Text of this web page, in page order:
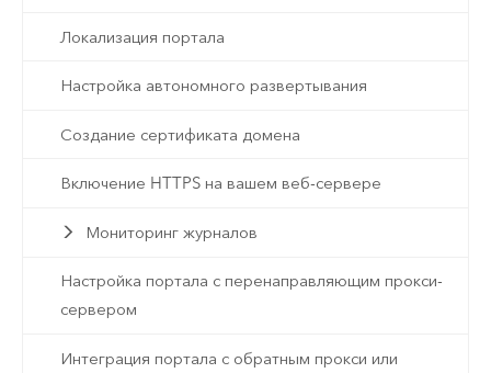
Локализация портала
Настройка автономного развертывания
Создание сертификата домена
Включение HTTPS на вашем веб-сервере
Мониторинг журналов
Настройка портала с перенаправляющим прокси-
сервером
Интеграция портала с обратным прокси или